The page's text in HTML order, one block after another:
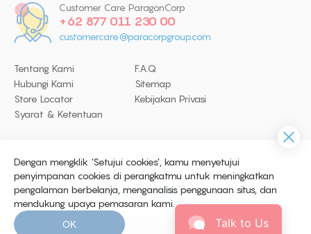
Dengan mengklik 'Setujui cookies', kamu menyetujui
penyimpanan cookies di perangkatmu untuk meningkatkan
pengalaman berbelanja, menganalisis penggunaan situs, dan
mendukung upaya pemasaran kami.
OK
Customer Care ParagonCorp
+62 877 011 230 00
customercare@paracorpgroup.com
Tentang Kami
F.A.Q
Hubungi Kami
Sitemap
Store Locator
Kebijakan Privasi
Syarat & Ketentuan
Follow Us
© 2026 Copyright ParagonCorp. AllTalk to Us